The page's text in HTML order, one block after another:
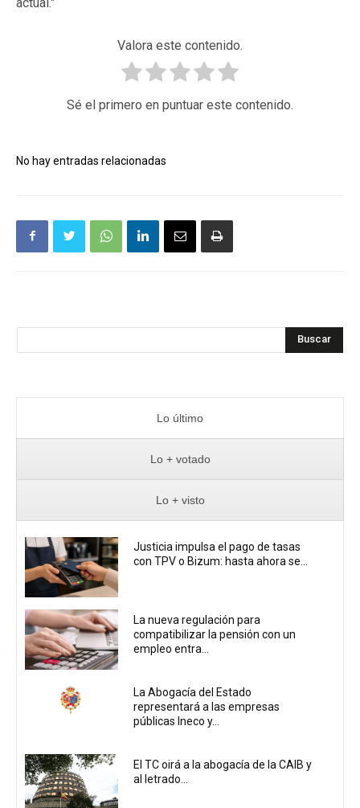
Valora este contenido.
Sé el primero en puntuar este contenido.
No hay entradas relacionadas
Buscar
Lo último
Lo + votado
Lo + visto
Justicia impulsa el pago de tasas
con TPV o Bizum: hasta ahora se...
La nueva regulación para
compatibilizar la pensión con un
empleo entra...
La Abogacía del Estado
representará a las empresas
públicas Ineco y...
El TC oirá a la abogacía de la CAIB y
al letrado...